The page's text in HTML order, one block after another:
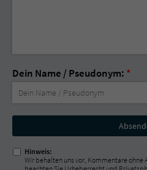
Dein Name / Pseudonym: *
Nicht
ausfüllen!
Hinweis:
Wir behalten uns vor, Kommentare ohne